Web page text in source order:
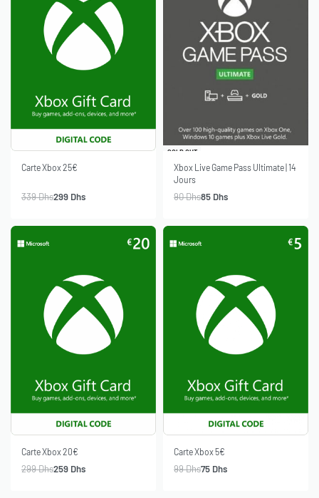
Carte Xbox 25€
339Dhs299 Dhs
-6% OFF
SOLD OUT
Xbox Live Game Pass Ultimate | 14
Jours
90Dhs85 Dhs
Carte Xbox 20€
299Dhs259 Dhs
Carte Xbox 5€
99Dhs75 Dhs